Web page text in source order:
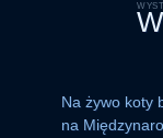
Na żywo koty
na